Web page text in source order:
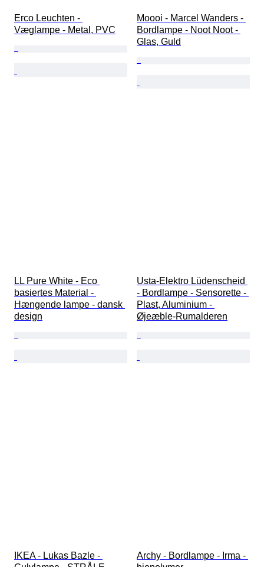
Erco Leuchten -
Væglampe - Metal, PVC
Moooi - Marcel Wanders -
Bordlampe - Noot Noot -
Glas, Guld
LL Pure White - Eco
basiertes Material -
Hængende lampe - dansk
design
Usta-Elektro Lüdenscheid
- Bordlampe - Sensorette -
Plast, Aluminium -
Øjeæble-Rumalderen
IKEA - Lukas Bazle -
Archy - Bordlampe - Irma -